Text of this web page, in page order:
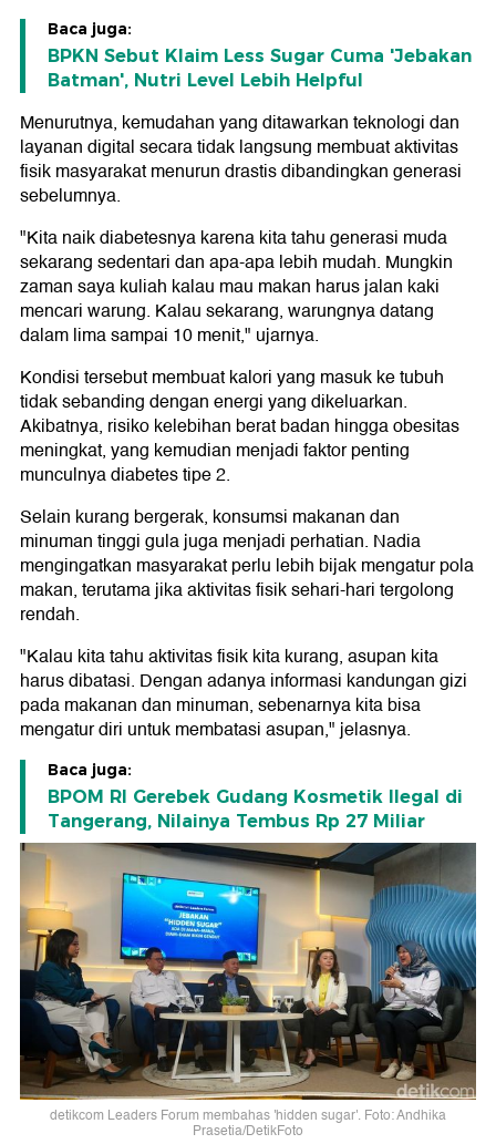
Baca juga:
BPKN Sebut Klaim Less Sugar Cuma 'Jebakan
Batman', Nutri Level Lebih Helpful
Menurutnya, kemudahan yang ditawarkan teknologi dan
layanan digital secara tidak langsung membuat aktivitas
fisik masyarakat menurun drastis dibandingkan generasi
sebelumnya.
"Kita naik diabetesnya karena kita tahu generasi muda
sekarang sedentari dan apa-apa lebih mudah. Mungkin
zaman saya kuliah kalau mau makan harus jalan kaki
mencari warung. Kalau sekarang, warungnya datang
dalam lima sampai 10 menit," ujarnya.
Kondisi tersebut membuat kalori yang masuk ke tubuh
tidak sebanding dengan energi yang dikeluarkan.
Akibatnya, risiko kelebihan berat badan hingga obesitas
meningkat, yang kemudian menjadi faktor penting
munculnya diabetes tipe 2.
Selain kurang bergerak, konsumsi makanan dan
minuman tinggi gula juga menjadi perhatian. Nadia
mengingatkan masyarakat perlu lebih bijak mengatur pola
makan, terutama jika aktivitas fisik sehari-hari tergolong
rendah.
"Kalau kita tahu aktivitas fisik kita kurang, asupan kita
harus dibatasi. Dengan adanya informasi kandungan gizi
pada makanan dan minuman, sebenarnya kita bisa
mengatur diri untuk membatasi asupan," jelasnya.
Baca juga:
BPOM RI Gerebek Gudang Kosmetik Ilegal di
Tangerang, Nilainya Tembus Rp 27 Miliar
detikcom Leaders Forum membahas 'hidden sugar'. Foto: Andhika
Prasetia/DetikFoto